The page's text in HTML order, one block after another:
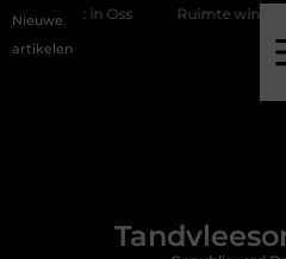
Nieuwe
artikelen
in Oss Ruimte winnen in de